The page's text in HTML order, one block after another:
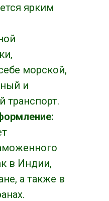
ярким
морской,
и
транспорт.
в Индии,
а также в